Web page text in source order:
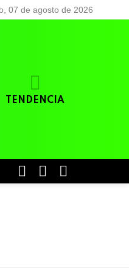
07 de agosto de 2026
TENDENCIA
SWITCH
SKIN